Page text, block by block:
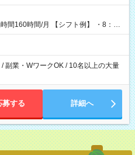
【シフト例】 ・8：00
副業・WワークOK / 10名以上の大量
募する 詳細へ